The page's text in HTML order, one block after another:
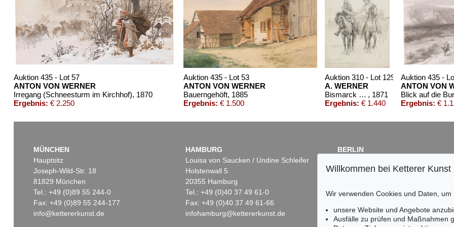
Auktion 435 - Lot 57
ANTON VON WERNER
Irregang (Schneesturm im Kirchhof), 1870
Ergebnis: € 2.250
Auktion 435 - Lot 53
ANTON VON WERNER
Bauerngehöft, 1885
Ergebnis: € 1.500
Auktion 310 - Lot 1290
A. WERNER
Bismarck und General von Hartmann vor Longchamps 1. März 1871 , 1871
Ergebnis: € 1.440
Auktion 435 -
ANTON VON
Ergebnis: €
Auktion 435 - Lot 54
Auktion 422 - Lot 223
Auktion 435 - Lot 50
Auktion 402 - Lot 641
ANTON VON WERNER
MÜNCHEN
Hauptsitz
Joseph-Wild-Str. 18
81829 München
Tel.: +49 (0)89 55 244-0
Fax: +49 (0)89 55 244-177
info@kettererkunst.de
HAMBURG
Louisa von Saucken / Undine Schleifer
Holstenwall 5
20355 Hamburg
Tel.: +49 (0)40 37 49 61-0
Fax: +49 (0)40 37 49 61-66
infohamburg@kettererkunst.de
BERLIN
Fasanenstr. 70
Tel.: +49 (0)30 88 67 53-63
infoberlin@kettererkunst.de
Willkommen bei Ketterer Kunst
Wir verwenden Cookies und Daten, um
unsere Website und Angebote
Ausfälle zu prüfen und Maßnahmen